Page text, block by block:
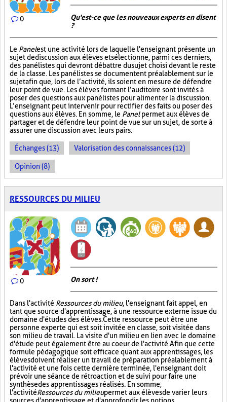
0
Qu'est-ce que les nouveaux experts en disent
?
Le Panelest une activité lors de laquelle l'enseignant présente un
sujet de discussion aux élèves et sélectionne, parmi ces derniers,
des panélistes qui devront débattre du sujet choisi devant le reste
de la classe. Les panélistes se documentent préalablement sur le
sujet afin que, lors de l’activité, ils soient en mesure de défendre
leur point de vue. Les élèves formant l’auditoire sont invités à
poser des questions aux panélistes pour alimenter la discussion.
L’enseignant peut intervenir pour rectifier des faits ou poser des
questions aux élèves. En somme, le Panelpermet aux élèves de
partager et de défendre leur point de vue sur un sujet, de sorte à
assurer une discussion avec leurs pairs.
Échanges (13) Valorisation des connaissances (12)
Opinion (8)
RESSOURCES DU MILIEU
0 On sort !
Dans l'activité Ressources du milieu, l'enseignant fait appel, en
tant que source d'apprentissage, à une ressource externe issue du
domaine d'études des élèves. Cette ressource peut être une
personne experte qui est soit invitée en classe, soit visitée dans
son milieu de travail. La visite d'un milieu en lien avec le domaine
d'étude peut également être au coeur de l'activité. Afin que cette
formule pédagogique soit efficace quant aux apprentissages, les
élèves doivent réaliser un travail de préparation préalablement à
l'activité et une fois cette dernière terminée, l'enseignant doit
prévoir une séance de rétroaction et de suivi pour faire une
synthèse des apprentissages réalisés. En somme,
l'activitéRessources du milieupermet aux élèves de varier leurs